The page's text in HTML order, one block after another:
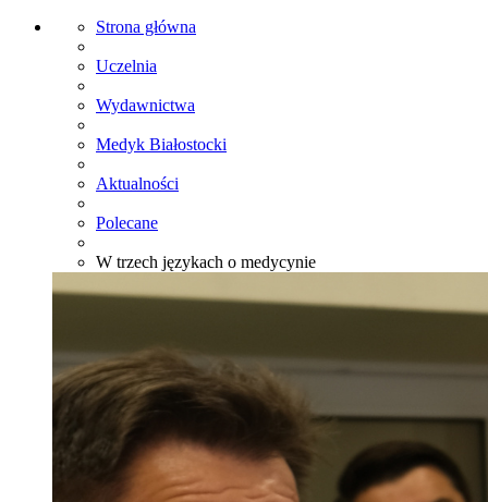
Strona główna
Uczelnia
Wydawnictwa
Medyk Białostocki
Aktualności
Polecane
W trzech językach o medycynie